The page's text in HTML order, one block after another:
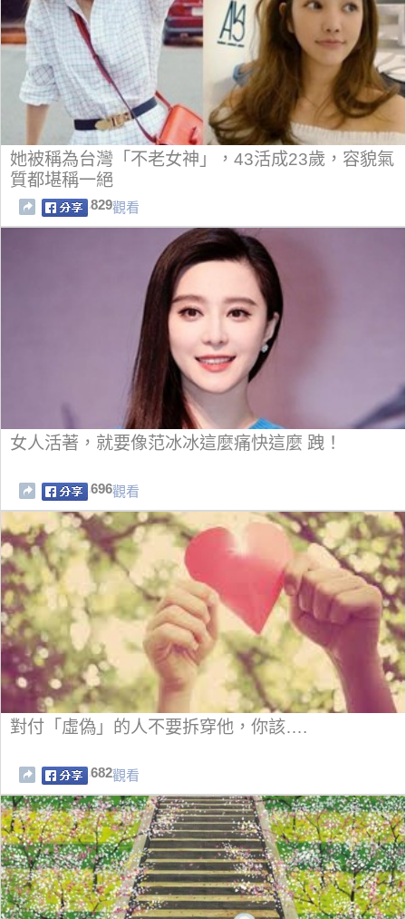
她被稱為台灣「不老女神」，43活成23歲，容貌氣
質都堪稱一絕
829觀看
女人活著，就要像范冰冰這麼痛快這麼 跩！
696觀看
對付「虛偽」的人不要拆穿他，你該….
682觀看